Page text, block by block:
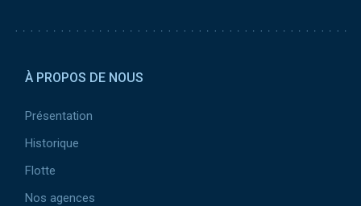
À PROPOS DE NOUS
Présentation
Historique
Flotte
Nos agences